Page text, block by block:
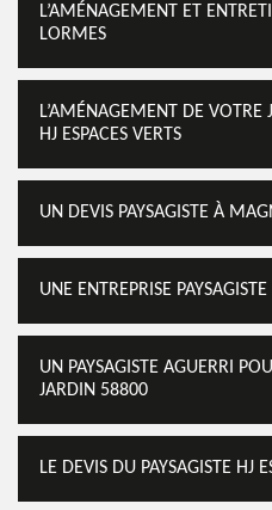
L’AMÉNAGEMENT ET
LORMES
L’AMÉNAGEMENT DE VOTRE
HJ ESPACES VERTS
UN DEVIS PAYSAGISTE À
UNE ENTREPRISE
UN PAYSAGISTE AGUERRI
JARDIN 58800
LE DEVIS DU PAYSAGISTE HJ